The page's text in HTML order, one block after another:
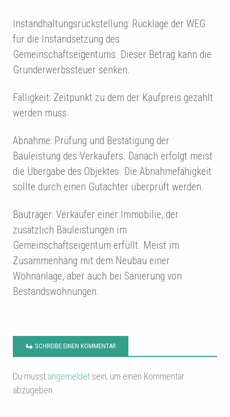
Instandhaltungsrückstellung: Rücklage der WEG
für die Instandsetzung des
Gemeinschaftseigentums. Dieser Betrag kann die
Grunderwerbssteuer senken.
Fälligkeit: Zeitpunkt zu dem der Kaufpreis gezahlt
werden muss.
Abnahme: Prüfung und Bestätigung der
Bauleistung des Verkäufers. Danach erfolgt meist
die Übergabe des Objektes. Die Abnahmefähigkeit
sollte durch einen Gutachter überprüft werden.
Bauträger: Verkäufer einer Immobilie, der
zusätzlich Bauleistungen im
Gemeinschaftseigentum erfüllt. Meist im
Zusammenhang mit dem Neubau einer
Wohnanlage, aber auch bei Sanierung von
Bestandswohnungen.
SCHREIBE EINEN KOMMENTAR
Du musst angemeldet sein, um einen Kommentar
abzugeben.